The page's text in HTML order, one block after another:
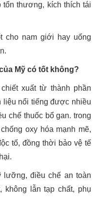
thương, kích thích tái
cho nam giới hay uống
Mỹ có tốt không?
xuất từ thành phần
liệu nổi tiếng được nhiều
chế thuốc bổ gan. trong
oxy hóa mạnh mẽ,
tố, đồng thời bảo vệ tế
lưỡng, điều chế an toàn
không lẫn tạp chất, phụ